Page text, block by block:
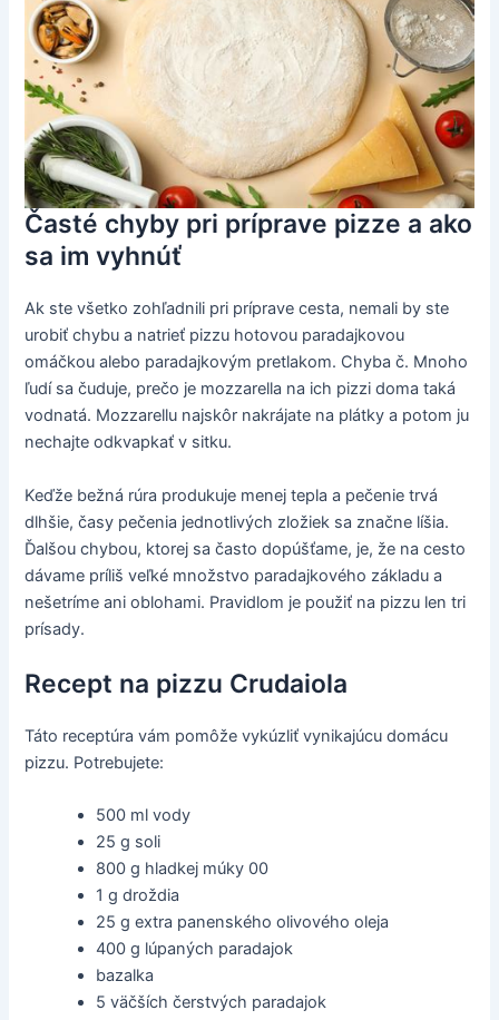
Časté chyby pri príprave pizze a ako
sa im vyhnúť
Ak ste všetko zohľadnili pri príprave cesta, nemali by ste
urobiť chybu a natrieť pizzu hotovou paradajkovou
omáčkou alebo paradajkovým pretlakom. Chyba č. Mnoho
ľudí sa čuduje, prečo je mozzarella na ich pizzi doma taká
vodnatá. Mozzarellu najskôr nakrájate na plátky a potom ju
nechajte odkvapkať v sitku.
Keďže bežná rúra produkuje menej tepla a pečenie trvá
dlhšie, časy pečenia jednotlivých zložiek sa značne líšia.
Ďalšou chybou, ktorej sa často dopúšťame, je, že na cesto
dávame príliš veľké množstvo paradajkového základu a
nešetríme ani oblohami. Pravidlom je použiť na pizzu len tri
prísady.
Recept na pizzu Crudaiola
Táto receptúra vám pomôže vykúzliť vynikajúcu domácu
pizzu. Potrebujete:
500 ml vody
25 g soli
800 g hladkej múky 00
1 g droždia
25 g extra panenského olivového oleja
400 g lúpaných paradajok
bazalka
5 väčších čerstvých paradajok